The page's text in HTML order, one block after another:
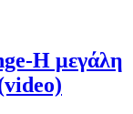
Η μεγάλη